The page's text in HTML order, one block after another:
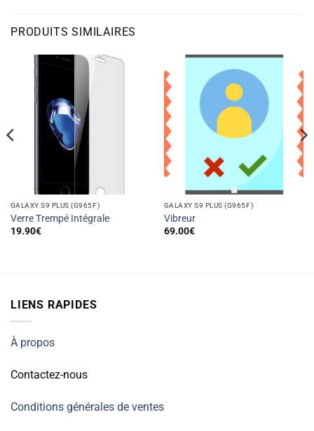
PRODUITS SIMILAIRES
GALAXY S9 PLUS (G965F)
Verre Trempé Intégrale
19.90€
GALAXY S9 PLUS (G965F)
Vibreur
69.00€
LIENS RAPIDES
À propos
Contactez-nous
Conditions générales de ventes